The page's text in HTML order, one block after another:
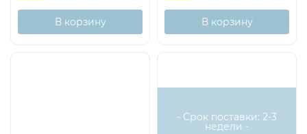
В корзину В корзину
- Срок поставки: 2-3
недели -